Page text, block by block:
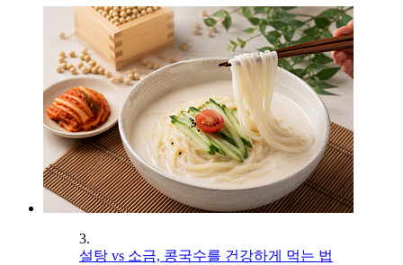
3.
설탕 vs 소금, 콩국수를 건강하게 먹는 법